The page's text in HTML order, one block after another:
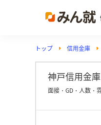
トップ 信用金庫
神戸信用金
面接・GD・人数・